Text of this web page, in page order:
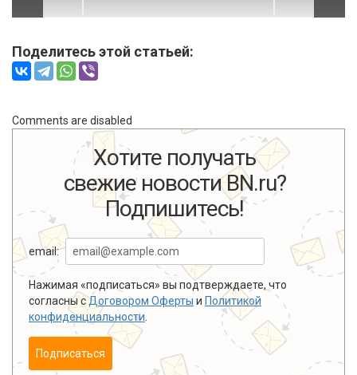
Поделитесь этой статьей:
Comments are disabled
Хотите получать
свежие новости BN.ru?
Подпишитесь!
email:
Нажимая «подписаться» вы подтверждаете, что
согласны сДоговором Оферты и Политикой
конфиденциальности
Подписаться